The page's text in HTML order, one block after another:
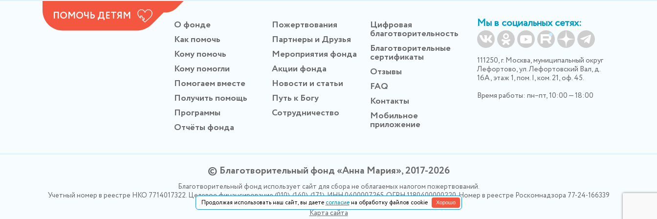
ПОМОЧЬ ДЕТЯМ
О фонде
Как помочь
Кому помочь
Кому помогли
Помогаем вместе
Получить помощь
Программы
Отчёты фонда
Пожертвования
Партнеры и Друзья
Мероприятия фонда
Акции фонда
Новости и статьи
Путь к Богу
Сотрудничество
Цифровая
благотворительность
Благотворительные
сертификаты
Отзывы
FAQ
Контакты
Мобильное
приложение
Мы в социальных сетях:
111250, г. Москва, муниципальный округ
Лефортово, ул. Лефортовский Вал, д.
16А, этаж 1, пом. I, ком. 21, оф. 45.
Время работы: пн–пт, 10:00 — 18:00
© Благотворительный фонд «Анна Мария», 2017-2026
Благотворительный фонд использует сайт для сбора не облагаемых налогом пожертвований.
Учетный номер в реестре НКО 7714017322. Целевое финансирование (010), (140), (171). ИНН 0400007265, ОГРН 1180400000220. Номер в реестре Роскомнадзора 77-24-166339
Политика конфидециальности
Карта сайта
Продолжая использовать наш сайт, вы даете согласиена обработку файлов cookie Хорошо